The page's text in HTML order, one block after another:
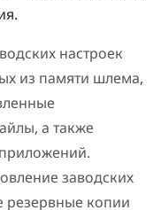
настроек
из памяти шлема,
а также
заводских
резервные копии